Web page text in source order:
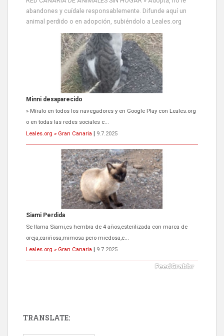
abandones y cuídale responsablemente. Difunde aquí un
animal perdido o en adopción, subiéndolo a Leales.org
o en todas las redes sociales c...
Leales.org » Gran Canaria
9.7.2025
Siami Perdida
Se llama Siami,es hembra de 4 años,esterilizada con marca de
oreja,cariñosa,mimosa pero miedosa,e...
Leales.org » Gran Canaria
9.7.2025
ADOPCIÓN URGENTE GATA TEROR GRAN CANARIA
El ayuntamiento se va a llevar a Los Gatos callejeros de la zona los
próximos días, ella incluida...
Leales.org » Gran Canaria
9.7.2025
TRANSLATE: